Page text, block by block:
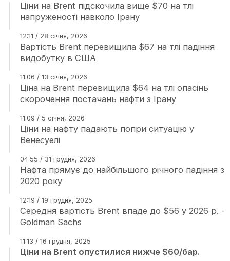
Ціни на Brent підскочила вище $70 на тлі
напруженості навколо Ірану
12:11 / 28 січня, 2026
Вартість Brent перевищила $67 на тлі падіння
видобутку в США
11:06 / 13 січня, 2026
Ціна на Brent перевищила $64 на тлі опасінь
скорочення постачань нафти з Ірану
11:09 / 5 січня, 2026
Ціни на нафту падають попри ситуацію у
Венесуелі
04:55 / 31 грудня, 2026
Нафта прямує до найбільшого річного падіння з
2020 року
12:19 / 19 грудня, 2025
Cередня вартість Brent впаде до $56 у 2026 р. -
Goldman Sachs
11:13 / 16 грудня, 2025
Ціни на Brent опустилися нижче $60/бар.